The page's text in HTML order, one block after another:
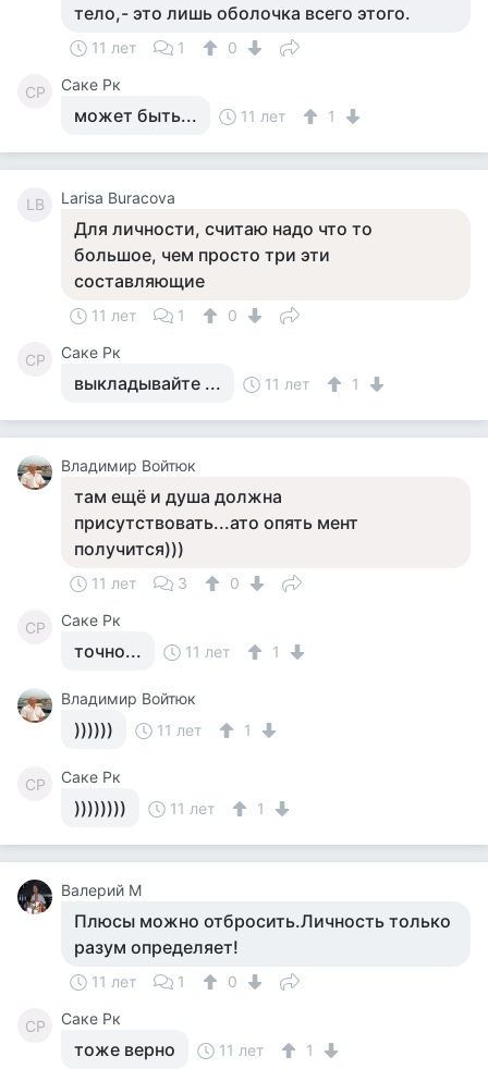
тело,- это лишь оболочка всего этого.
11 лет 1 0
СР Саке Рк
может быть... 11 лет 1
LB Larisa Buracova
Для личности, считаю надо что то
большое, чем просто три эти
составляющие
11 лет 1 0
СР Саке Рк
выкладывайте ... 11 лет 1
Владимир Войтюк
там ещё и душа должна
присутствовать...ато опять мент
получится)))
11 лет 3 0
СР Саке Рк
точно... 11 лет 1
Владимир Войтюк
)))))) 11 лет 1
СР Саке Рк
)))))))) 11 лет 1
Валерий М
Плюсы можно отбросить.Личность только
разум определяет!
11 лет 1 0
СР Саке Рк
тоже верно 11 лет 1